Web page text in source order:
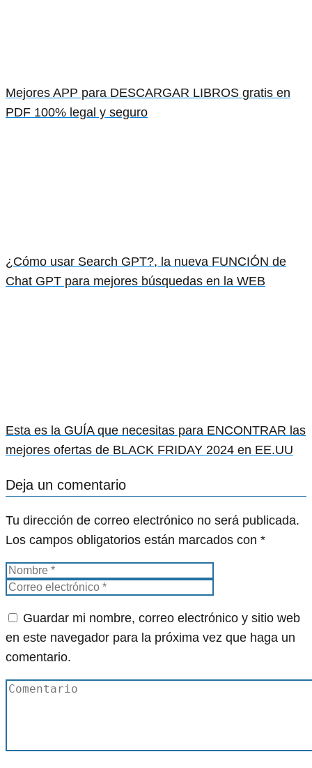
Mejores APP para DESCARGAR LIBROS gratis en
PDF 100% legal y seguro
¿Cómo usar Search GPT?, la nueva FUNCIÓN de
Chat GPT para mejores búsquedas en la WEB
Esta es la GUÍA que necesitas para ENCONTRAR las
mejores ofertas de BLACK FRIDAY 2024 en EE.UU
Deja un comentario
Tu dirección de correo electrónico no será publicada.
Los campos obligatorios están marcados con *
Guardar mi nombre, correo electrónico y sitio web
en este navegador para la próxima vez que haga un
comentario.